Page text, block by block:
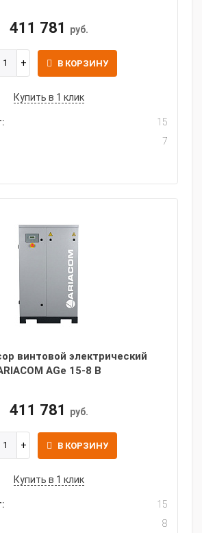
411 781 руб.
В КОРЗИНУ
Купить в 1 клик
15
7
винтовой электрический
AGe 15-8 B
411 781 руб.
В КОРЗИНУ
Купить в 1 клик
15
8